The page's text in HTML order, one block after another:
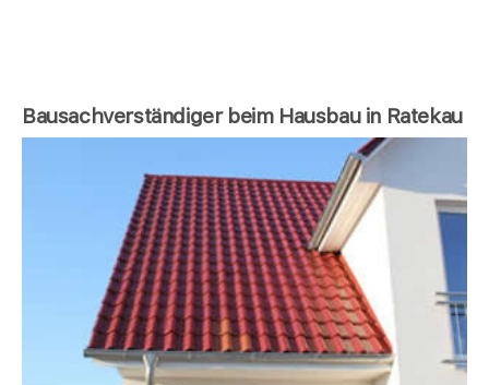
Bausachverständiger beim Hausbau in Ratekau